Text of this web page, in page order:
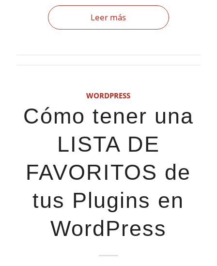
Leer más
WORDPRESS
Cómo tener una
LISTA DE
FAVORITOS de
tus Plugins en
WordPress